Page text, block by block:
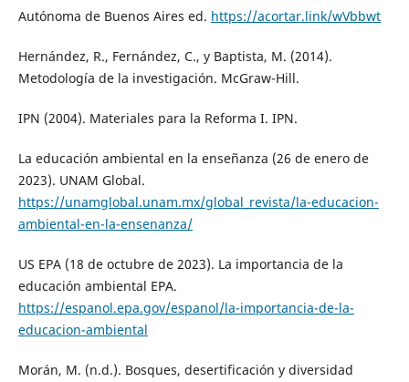
Autónoma de Buenos Aires ed. https://acortar.link/wVbbwt
Hernández, R., Fernández, C., y Baptista, M. (2014).
Metodología de la investigación. McGraw-Hill.
IPN (2004). Materiales para la Reforma I. IPN.
La educación ambiental en la enseñanza (26 de enero de
2023). UNAM Global.
https://unamglobal.unam.mx/global_revista/la-educacion-
ambiental-en-la-ensenanza/
US EPA (18 de octubre de 2023). La importancia de la
educación ambiental EPA.
https://espanol.epa.gov/espanol/la-importancia-de-la-
educacion-ambiental
Morán, M. (n.d.). Bosques, desertificación y diversidad